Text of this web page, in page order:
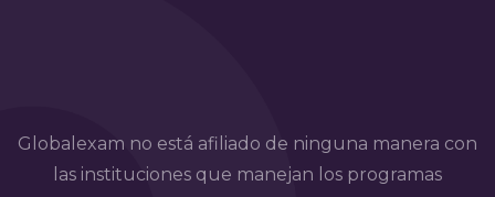
Globalexam no está afiliado de ninguna manera con
las instituciones que manejan los programas